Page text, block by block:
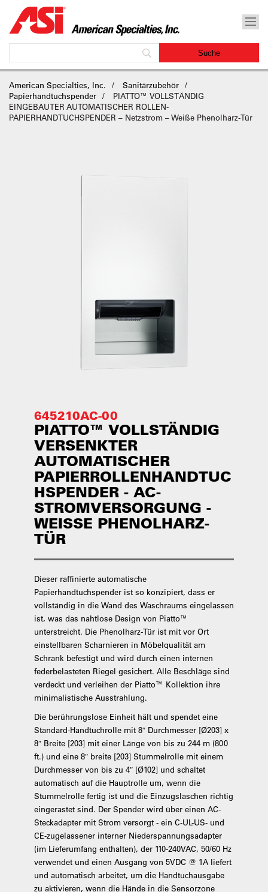
American Specialties, Inc.
Sanitärzubehör
Papierhandtuchspender
PIATTO™ VOLLSTÄNDIG
EINGEBAUTER AUTOMATISCHER ROLLEN-
PAPIERHANDTUCHSPENDER – Netzstrom – Weiße Phenolharz-Tür
645210AC-00
PIATTO™ VOLLSTÄNDIG
VERSENKTER
AUTOMATISCHER
PAPIERROLLENHANDTUC
HSPENDER - AC-
STROMVERSORGUNG -
WEISSE PHENOLHARZ-T
ÜR
Dieser raffinierte automatische
Papierhandtuchspender ist so konzipiert, dass er
vollständig in die Wand des Waschraums eingelassen
ist, was das nahtlose Design von Piatto™
unterstreicht. Die Phenolharz-Tür ist mit vor Ort
einstellbaren Scharnieren in Möbelqualität am
Schrank befestigt und wird durch einen internen
federbelasteten Riegel gesichert. Alle Beschläge sind
verdeckt und verleihen der Piatto™ Kollektion ihre
minimalistische Ausstrahlung.
Die berührungslose Einheit hält und spendet eine
Standard-Handtuchrolle mit 8″ Durchmesser [Ø203] x
8″ Breite [203] mit einer Länge von bis zu 244 m (800
ft.) und eine 8″ breite [203] Stummelrolle mit einem
Durchmesser von bis zu 4″ [Ø102] und schaltet
automatisch auf die Hauptrolle um, wenn die
Stummelrolle fertig ist und die Einzugslaschen richtig
eingerastet sind. Der Spender wird über einen AC-
Steckadapter mit Strom versorgt - ein C-UL-US- und
CE-zugelassener interner Niederspannungsadapter
(im Lieferumfang enthalten), der 110-240VAC, 50/60 Hz
verwendet und einen Ausgang von 5VDC @ 1A liefert
und automatisch arbeitet, um die Handtuchausgabe
zu aktivieren, wenn die Hände in die Sensorzone